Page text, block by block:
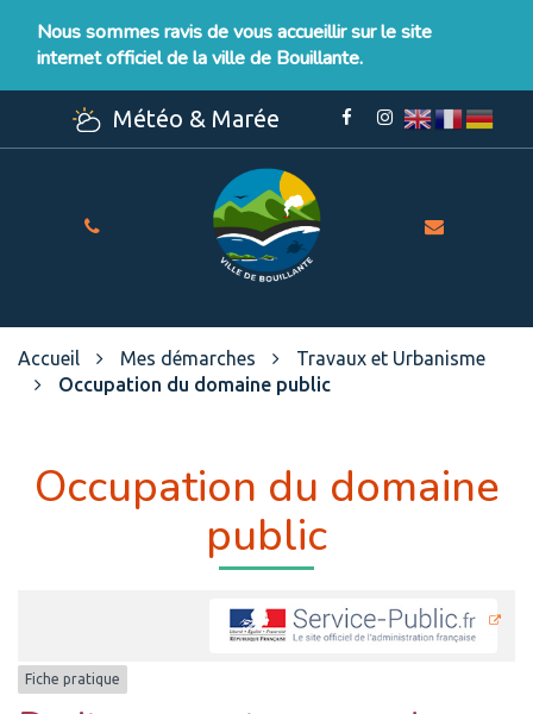
Nous sommes ravis de vous accueillir sur le site
internet officiel de la ville de Bouillante.
Météo & Marée
Lien
Facebook
Lien
Instagram
Site
officiel
de
de
Bouillante
Accueil Mes démarches
Travaux et Urbanisme
Occupation du domaine public
Occupation du domaine
public
Fiche pratique